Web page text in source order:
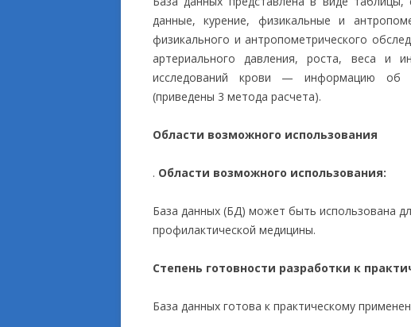
данные, курение, физикальные и
физикального и антропометрического
артериального давления, роста, веса и
исследований крови — информацию об
(приведены 3 метода расчета).
Области возможного использования
. Области возможного использования:
База данных (БД) может быть использована
профилактической медицины.
Степень готовности разработки к
База данных готова к практическому